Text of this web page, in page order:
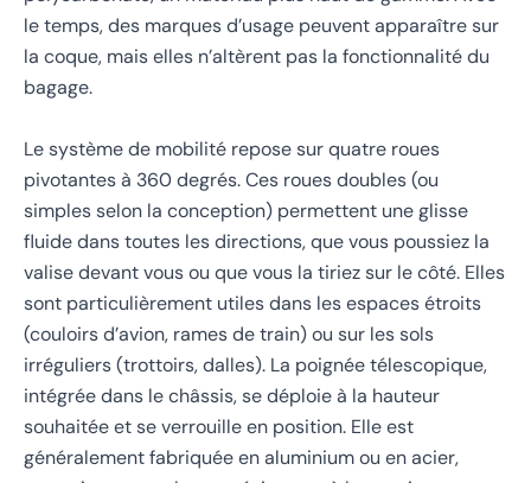
le temps, des marques d’usage peuvent apparaître sur
la coque, mais elles n’altèrent pas la fonctionnalité du
bagage.
Le système de mobilité repose sur quatre roues
pivotantes à 360 degrés. Ces roues doubles (ou
simples selon la conception) permettent une glisse
fluide dans toutes les directions, que vous poussiez la
valise devant vous ou que vous la tiriez sur le côté. Elles
sont particulièrement utiles dans les espaces étroits
(couloirs d’avion, rames de train) ou sur les sols
irréguliers (trottoirs, dalles). La poignée télescopique,
intégrée dans le châssis, se déploie à la hauteur
souhaitée et se verrouille en position. Elle est
généralement fabriquée en aluminium ou en acier,